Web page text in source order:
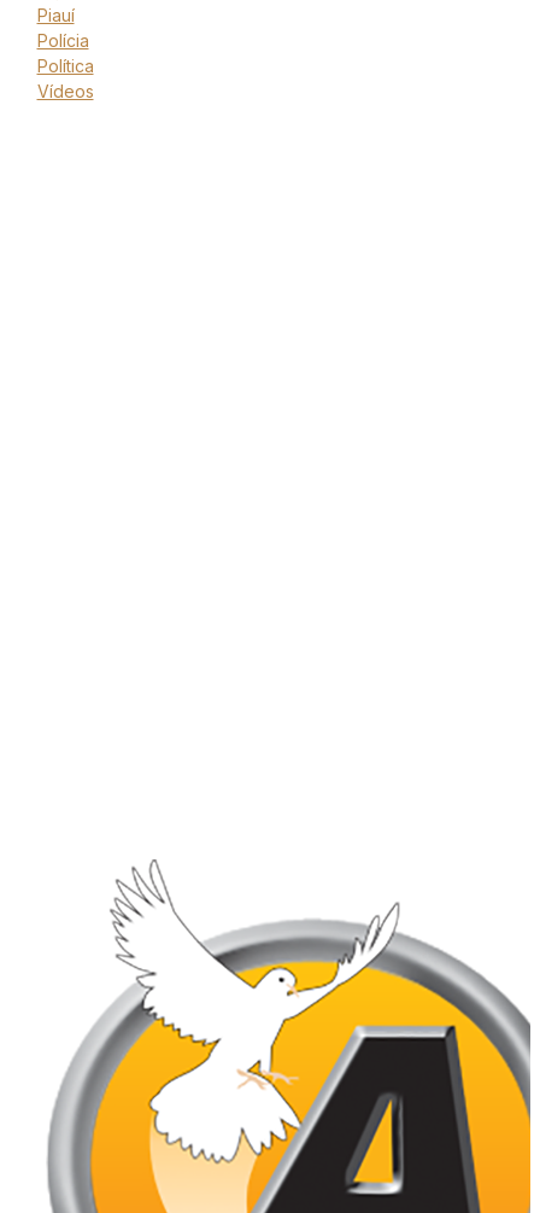
Piauí
Polícia
Política
Vídeos